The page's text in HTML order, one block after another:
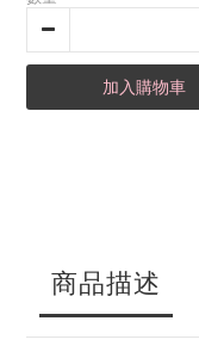
加入購物車
商品描述